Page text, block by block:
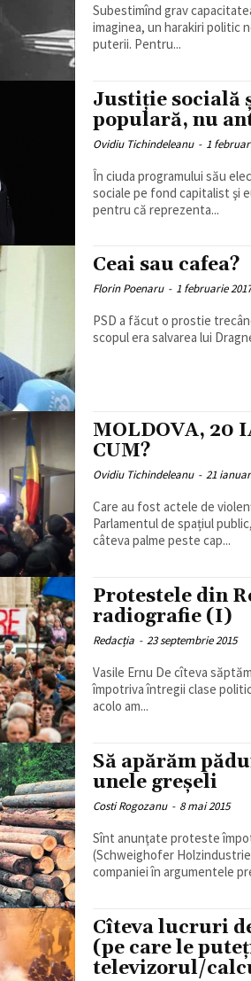
Subestimînd grav
imaginea, un harakiri politic
puterii. Pentru...
Justiție socială
populară, nu
Ovidiu Tichindeleanu - 1
În ciuda programului său
sociale pe fond capitalist şi
pentru că reprezenta...
Ceai sau cafea?
Florin Poenaru - 1 februarie
PSD a făcut o prostie
scopul era salvarea lui
MOLDOVA, 20
CUM?
Ovidiu Tichindeleanu - 21
Care au fost actele de
Parlamentul de spațiul
câteva palme peste cap...
Protestele din
radiografie (I)
Redacția - 23 septembrie 2015
Vasile Ernu De cîteva săptămîni în Chişinău au loc proteste îndreptate
împotriva întregii clase
acolo am...
Să apărăm
unele greşeli
Costi Rogozanu - 8 mai 2015
Sînt anunţate proteste
(Schweighofer
companiei în argumentele
Cîteva lucruri
(pe care le
televizorul/